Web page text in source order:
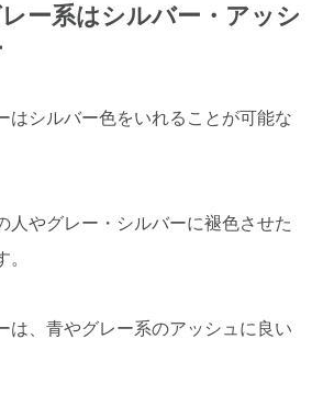
ー系はシルバー・アッシ
はシルバー色をいれることが可能な
人やグレー・シルバーに褪色させた
は、青やグレー系のアッシュに良い